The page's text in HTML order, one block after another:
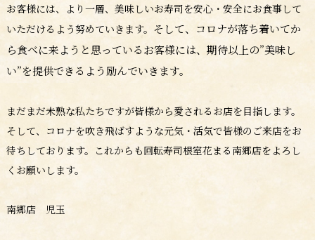
お客様には、より一層、美味しいお寿司を安心・安全にお食事して
いただけるよう努めていきます。 そして、コロナが落ち着いてか
ら食べに来ようと思っているお客様には、期待以上の”美味し
い”を提供できるよう励んでいきます。
まだまだ未熟な私たちですが皆様から愛されるお店を目指します。
そして、コロナを吹き飛ばすような元気・活気で皆様のご来店をお
待ちしております。これからも回転寿司根室花まる南郷店をよろし
くお願いします。
南郷店 児玉